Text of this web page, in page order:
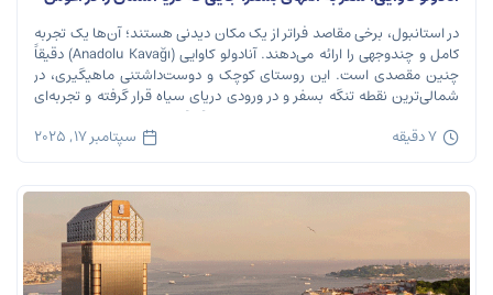
می‌گیرد
در استانبول، برخی مقاصد فراتر از یک مکان دیدنی هستند؛ آن‌ها یک تجربه
کامل و چندوجهی را ارائه می‌دهند. آنادولو کاوایی (Anadolu Kavağı) دقیقاً
چنین مقصدی است. این روستای کوچک و دوست‌داشتنی ماهیگیری، در
شمالی‌ترین نقطه تنگه بسفر و در ورودی دریای سیاه قرار گرفته و تجربه‌ای
بی‌نظیر از تاریخ، طبیعت و طعم‌های اصیل را […]
7 دقیقه سپتامبر 17, 2025